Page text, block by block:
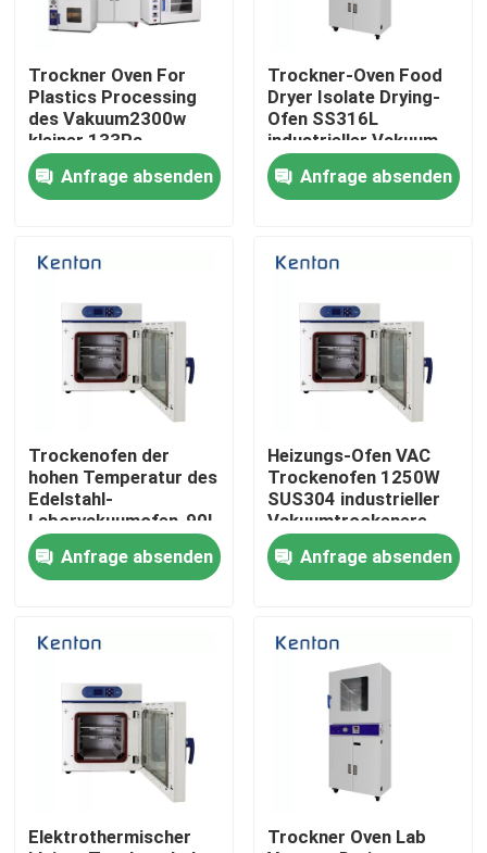
Über uns
Qualitätskontrolle
Kontakt
Nachrichten
Alle Fälle
Labortrockenerer Ofen
Industrieller Trockenofen
Trockner Oven For
Plastics Processing
des Vakuum2300w
kleiner 133Pa
Anfrage absenden
Trockner-Oven Food
Dryer Isolate Drying-
Ofen SS316L
industrieller Vakuum
Anfrage absenden
Trockenofen der
hohen Temperatur des
Edelstahl-
Laborvakuumofen-90L
Anfrage absenden
Heizungs-Ofen VAC
Trockenofen 1250W
SUS304 industrieller
Vakuumtrockenere
Anfrage absenden
Elektrothermischer
Trockner Oven Lab